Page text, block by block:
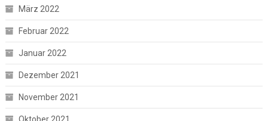
März 2022
Februar 2022
Januar 2022
Dezember 2021
November 2021